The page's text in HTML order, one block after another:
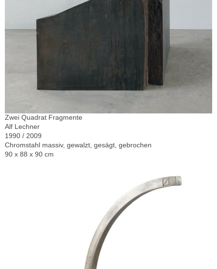
Zwei Quadrat Fragmente
Alf Lechner
1990 / 2009
Chromstahl massiv, gewalzt, gesägt, gebrochen
90 x 88 x 90 cm